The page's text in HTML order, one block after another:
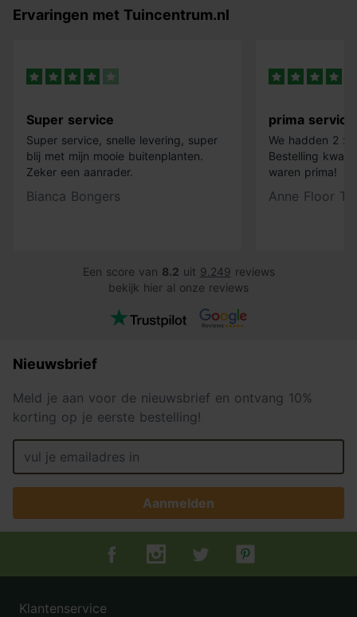
Ervaringen met Tuincentrum.nl
Super service
Super service, snelle levering, super
blij met mijn mooie buitenplanten.
Zeker een aanrader.
Bianca Bongers
prima service
We hadden 2 x
Bestelling
waren prima!
Anne Floor
Een score van 8.2 uit 9.249 reviews
bekijk hier al onze reviews
Nieuwsbrief
Meld je aan voor de nieuwsbrief en ontvang 10%
korting op je eerste bestelling!
Aanmelden
Tuincentrum.nl op Facebook
Tuincentrum.nl op Instagram
Tuincentrum.nl op Twitter
Tuincentrum.nl op
Klantenservice